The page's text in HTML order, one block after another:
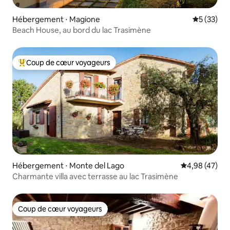
Hébergement ⋅ Magione
5 (33)
Beach House, au bord du lac Trasimène
Coups de cœur voyageurs les plus appréciés
Coup de cœur voyageurs
Hébergement ⋅ Monte del Lago Évaluation
4,98 (47)
Charmante villa avec terrasse au lac Trasimène
Coup de cœur voyageurs
Coup de cœur voyageurs